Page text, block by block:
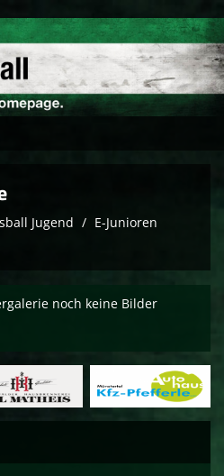
Jugend
E-Junioren
noch keine Bilder